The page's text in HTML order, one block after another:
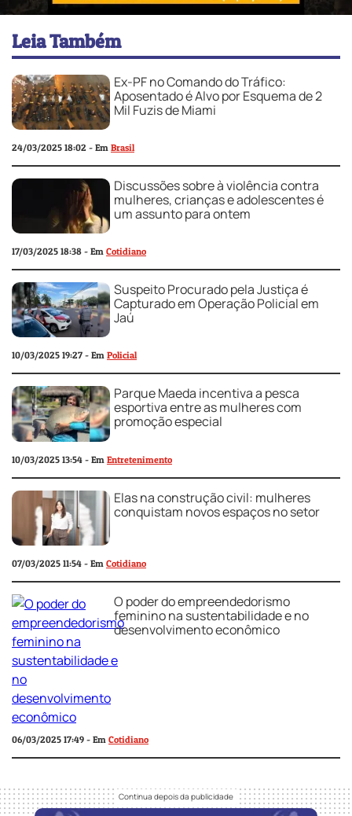
Leia Também
Ex-PF no Comando do Tráfico:
Aposentado é Alvo por Esquema de 2
Mil Fuzis de Miami
24/03/2025 18:02 - Em Brasil
Discussões sobre à violência contra
mulheres, crianças e adolescentes é
um assunto para ontem
17/03/2025 18:38 - Em Cotidiano
Suspeito Procurado pela Justiça é
Capturado em Operação Policial em
Jaú
10/03/2025 19:27 - Em Policial
Parque Maeda incentiva a pesca
esportiva entre as mulheres com
promoção especial
10/03/2025 13:54 - Em Entretenimento
Elas na construção civil: mulheres
conquistam novos espaços no setor
07/03/2025 11:54 - Em Cotidiano
O poder do empreendedorismo
feminino na sustentabilidade e no
desenvolvimento econômico
06/03/2025 17:49 - Em Cotidiano